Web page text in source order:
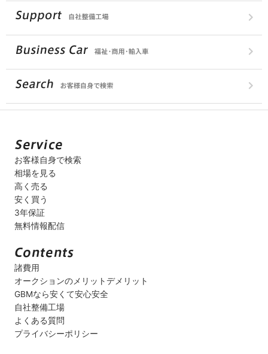
お客様自身で検索
相場を見る
高く売る
安く買う
3年保証
無料情報配信
諸費用
オークションのメリットデメリット
GBMなら安くて安心安全
自社整備工場
よくある質問
プライバシーポリシー